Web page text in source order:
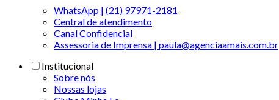
WhatsApp | (21) 97971-2181
Central de atendimento
Canal Confidencial
Assessoria de Imprensa | paula@agenciaamais.com.br
Institucional
Sobre nós
Nossas lojas